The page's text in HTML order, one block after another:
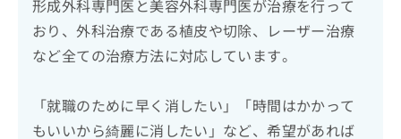
形成外科専門医と美容外科専門医が治療を行って
おり、外科治療である植皮や切除、レーザー治療
など全ての治療方法に対応しています。
「就職のために早く消したい」「時間はかかって
もいいから綺麗に消したい」など、希望があれば